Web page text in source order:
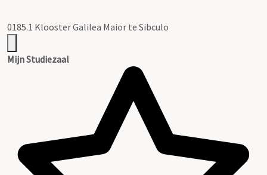
0185.1 Klooster Galilea Maior te Sibculo
Mijn Studiezaal